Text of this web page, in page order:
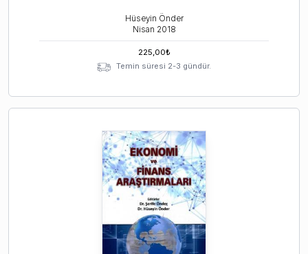
Hüseyin Önder
Nisan 2018
225,00₺
Temin süresi 2-3 gündür.